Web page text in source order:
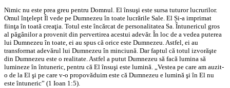
Nimic nu este prea greu pentru Domnul. El însuşi este sursa tuturor lucrurilor.
Omul înţelept Îl vede pe Dumnezeu în toate lucrările Sale. El Și-a imprimat
fiinţa în toată creaţia. Totul este încărcat de personalitatea Sa. Întunericul gros
al păgânilor a provenit din pervertirea acestui adevăr. În loc de a vedea puterea
lui Dumnezeu în toate, ei au spus că orice este Dumnezeu. Astfel, ei au
transformat adevărul lui Dumnezeu în minciună. Dar faptul că totul izvorăşte
din Dumnezeu este o realitate. Astfel a putut Dumnezeu să facă lumina să
lumineze în întuneric, pentru că El însuşi este lumină. „Vestea pe care am auzit-
o de la El şi pe care v-o propovăduim este că Dumnezeu e lumină şi în El nu
este întuneric” (1 Ioan 1:5).